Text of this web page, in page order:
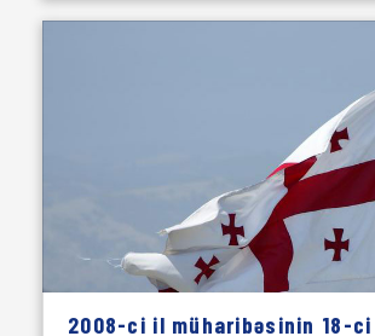
2008-ci il müharibəsinin 18-ci